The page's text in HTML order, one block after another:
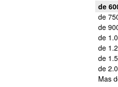
de
de
de
de
de
de
de
Mas